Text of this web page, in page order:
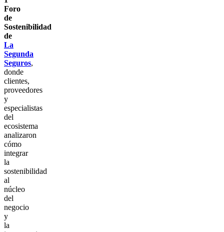
Foro
de
Sostenibilidad
de
La
Segunda
Seguros,
donde
clientes,
proveedores
y
especialistas
del
ecosistema
analizaron
cómo
integrar
la
sostenibilidad
al
núcleo
del
negocio
y
la